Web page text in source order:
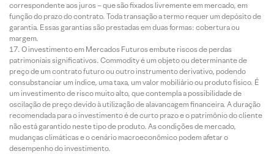
correspondente aos juros – que são fixados livremente em mercado, em
função do prazo do contrato. Toda transação a termo requer um depósito de
garantia. Essas garantias são prestadas em duas formas: cobertura ou
margem.
O investimento em Mercados Futuros embute riscos de perdas
patrimoniais significativos. Commodity é um objeto ou determinante de
preço de um contrato futuro ou outro instrumento derivativo, podendo
consubstanciar um índice, uma taxa, um valor mobiliário ou produto físico. É
um investimento de risco muito alto, que contempla a possibilidade de
oscilação de preço devido à utilização de alavancagem financeira. A duração
recomendada para o investimento é de curto prazo e o patrimônio do cliente
não está garantido neste tipo de produto. As condições de mercado,
mudanças climáticas e o cenário macroeconômico podem afetar o
desempenho do investimento.